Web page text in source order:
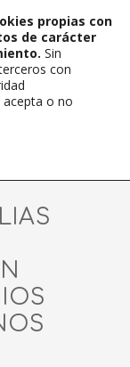
propias con
de carácter
Sin
con
acepta o no